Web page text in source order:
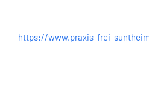
https://www.praxis-frei-